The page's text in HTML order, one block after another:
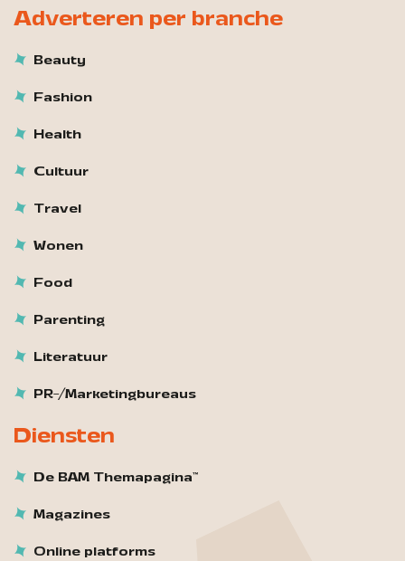
Adverteren per branche
Beauty
Fashion
Health
Cultuur
Travel
Wonen
Food
Parenting
Literatuur
PR-/Marketingbureaus
Diensten
De BAM Themapagina™
Magazines
Online platforms